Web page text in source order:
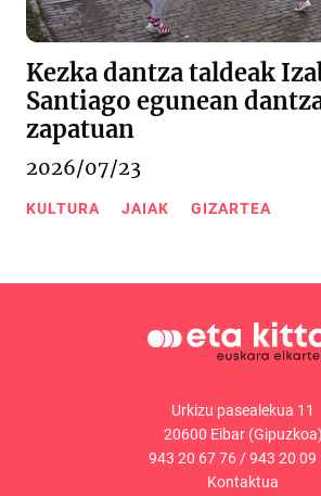
Kezka dantza taldeak
Santiago egunean
zapatuan
2026/07/23
KULTURA JAIAK GIZARTEA
Urkizu pasealekua 11
20600 Eibar (Gipuzkoa)
943 20 67 76/943 20 09
Kontaktua